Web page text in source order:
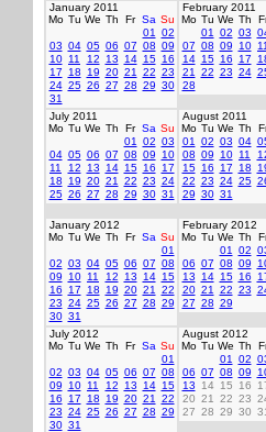
January 2011
Mo Tu We Th Fr Sa Su
01
02
03 04 05 06 07 08 09
10 11 12 13 14 15 16
17
18 19 20 21 22 23
24 25 26 27 28 29 30
31
February 2011
Mo Tu We Th
01
02 03
07 08 09 10 11
14 15 16 17
21
22 23 24
28
July 2011
Mo Tu We Th Fr Sa Su
01
02 03
04 05 06 07 08 09
10
11
12 13 14 15 16
17
18
19 20 21 22 23 24
25 26 27 28 29 30 31
August 2011
Mo Tu We Th
01
02 03 04
08 09 10 11
15 16 17 18
22 23 24 25
29 30 31
January 2012
Mo Tu We Th Fr Sa Su
01
02 03 04 05 06 07 08
09
10 11 12 13 14 15
16
17 18 19 20 21
22
23 24 25 26 27 28 29
30 31
February 2012
Mo Tu We Th
01
02
06 07 08 09
13
14 15 16
20 21 22 23
27 28 29
July 2012
Mo Tu We Th Fr Sa Su
01
02 03 04 05 06 07 08
09
10 11 12 13 14 15
16
17 18 19 20 21
22
23 24 25 26 27 28 29
30 31
August 2012
Mo Tu We Th
01
02
06 07 08 09
13
14 15 16
20 21 22 23
27 28 29 30